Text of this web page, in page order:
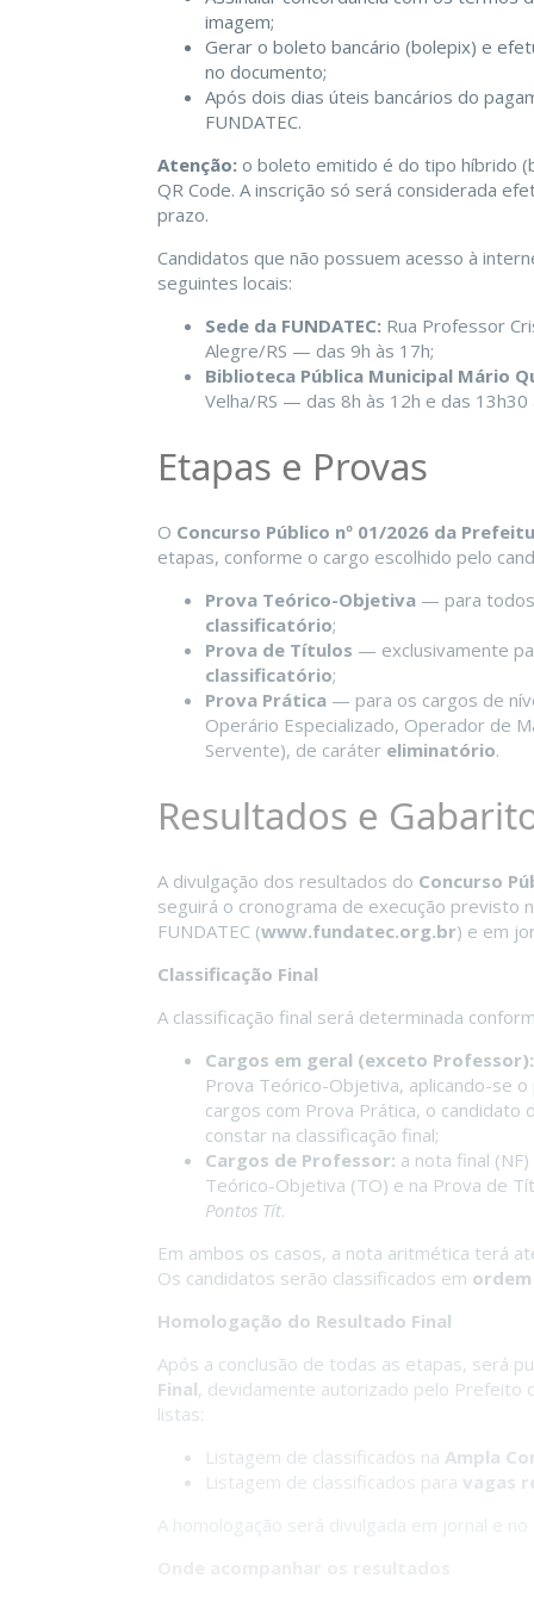
imagem;
Gerar o boleto bancário (bolepix) e
no documento;
Após dois dias úteis bancários do
FUNDATEC.
Atenção: o boleto emitido é do tipo híbrido
QR Code. A inscrição só será considerada
prazo.
Candidatos que não possuem acesso à
seguintes locais:
Sede da FUNDATEC: Rua Professor
Alegre/RS — das 9h às 17h;
Biblioteca Pública Municipal Mário
Velha/RS — das 8h às 12h e das 13h30
Etapas e Provas
O Concurso Público nº 01/2026 da
etapas, conforme o cargo escolhido pelo
Prova Teórico-Objetiva — para
classificatório;
Prova de Títulos — exclusivamente
classificatório;
Prova Prática — para os cargos de
Operário Especializado, Operador de
Servente), de caráter eliminatório.
Resultados e
A divulgação dos resultados do Concurso
seguirá o cronograma de execução previsto
FUNDATEC (www.fundatec.org.br) e em
Classificação Final
A classificação final será determinada
Cargos em geral (exceto Professor):
Prova Teórico-Objetiva, aplicando-se
cargos com Prova Prática, o
constar na classificação final;
Cargos de Professor: a nota final
Teórico-Objetiva (TO) e na Prova de
Pontos Tít.
Em ambos os casos, a nota aritmética terá
Os candidatos serão classificados em
Homologação do Resultado Final
Após a conclusão de todas as etapas, será
Final, devidamente autorizado pelo Prefeito
listas:
Listagem de classificados na Ampla
Listagem de classificados para vagas
A homologação será divulgada em jornal e no